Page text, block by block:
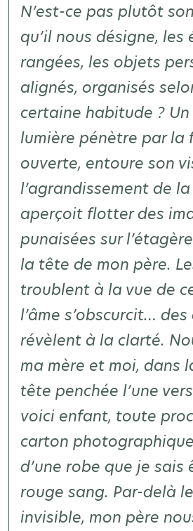
N’est-ce pas plutôt
qu’il nous désigne, les
rangées, les objets
alignés, organisés
certaine habitude ?
lumière pénètre par la
ouverte, entoure son
l’agrandissement de
aperçoit flotter des
punaisées sur
la tête de mon père.
troublent à la vue de
l’âme s’obscurcit…
révèlent à la clarté.
ma mère et moi, dans
tête penchée l’une
voici enfant, toute
carton
d’une robe que je sais
rouge sang. Par-delà
invisible, mon père